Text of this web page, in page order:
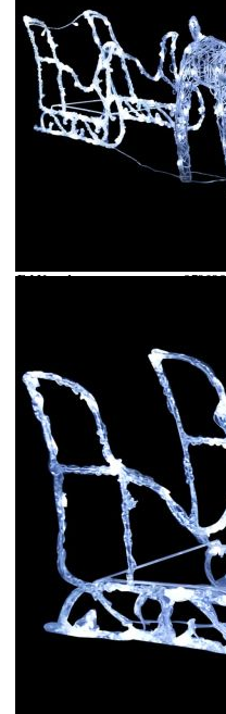
В
Време за
Безплатна доставка
EAN code:
Необходимо сглобяване:
Да
Цветна температура:
Брой светодиоди:
Размери на шейната:
52 x
Размери на елена:
18 x
Цялостна дължина:
130 см
Купи на изплащане
Credit calculator
Коледна украса елени
Please select credit
Цена на продукта: €67.00
Extraction of information
Предоставената